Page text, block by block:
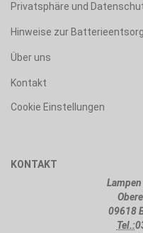
Privatsphäre und
Hinweise zur
Über uns
Kontakt
Cookie Einstellungen
KONTAKT
09618
Tel.: